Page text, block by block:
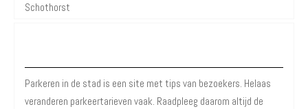
Schothorst
Parkeren in de stad is een site met tips van bezoekers. Helaas
veranderen parkeertarieven vaak. Raadpleeg daarom altijd de